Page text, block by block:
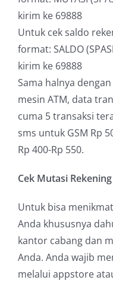
kirim ke 69888
Untuk cek saldo
format: SALDO
kirim ke 69888
Sama halnya
mesin ATM, data
cuma 5 transaksi
sms untuk GSM Rp
Rp 400-Rp 550.
Cek Mutasi
Untuk bisa
Anda khususnya
kantor cabang dan
Anda. Anda wajib
melalui appstore